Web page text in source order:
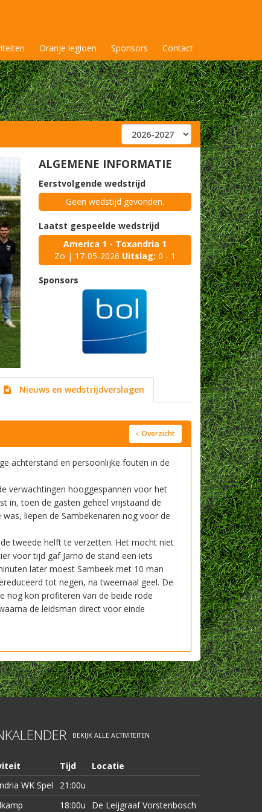
Oranje legioen Sponsors Contact
ALGEMENE INFORMATIE
Eerstvolgende wedstrijd
Geen wedstijd gevonden.
Laatst gespeelde wedstrijd
America 1 - Toxandria 1
Zo | 17-05-2026 Uitslag: 0 - 1
Sponsors
Nieuws en wedstrijdverslagen
Overzicht
achterstand en persoonlijke fouten in de
verwachtingen hooggespannen voor het
in, toen de gasten geheel vrijstaand de
liepen de Sambekenaren nog voor de
tweede helft te verzetten. Het mocht niet
voor tijd gaf Jarno de stand een iets
later moest Sambeek met 10 man
tot negen, na tweemaal geel. De
nog kon profiteren van de beide rode
de leidsman direct voor einde
BEKIJK ALLE ACTIVITEITEN
Tijd
Locatie
WK Spel
21:00u
18:00u De Leijgraaf Vorstenbosch